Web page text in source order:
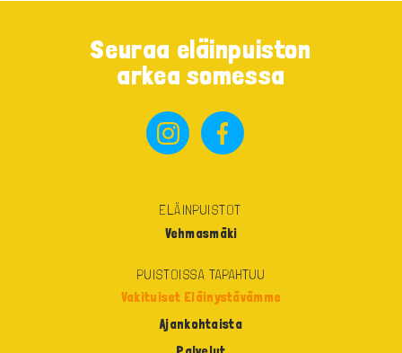
Seuraa eläinpuiston
arkea somessa
ELÄINPUISTOT
Vehmasmäki
PUISTOISSA TAPAHTUU
Vakituiset Eläinystävämme
Ajankohtaista